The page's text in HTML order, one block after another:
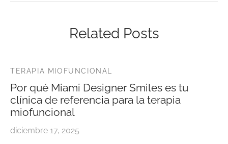
Related Posts
TERAPIA MIOFUNCIONAL
Por qué Miami Designer Smiles es tu
clínica de referencia para la terapia
miofuncional
diciembre 17, 2025